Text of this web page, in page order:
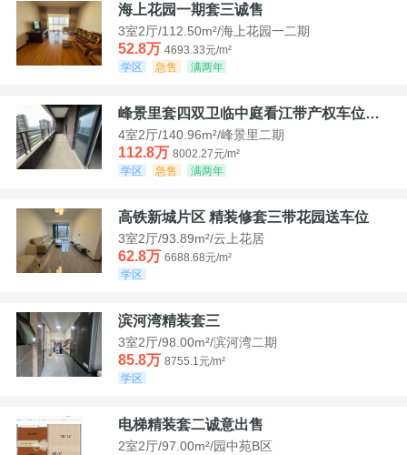
海上花园一期套三诚售
3室2厅/112.50m²/海上花园一二期
52.8万 4693.33元/m²
学区
急售 满两年
峰景里套四双卫临中庭看江带产权车位诚售
4室2厅/140.96m²/峰景里二期
112.8万 8002.27元/m²
学区
急售 满两年
高铁新城片区 精装修套三带花园送车位
3室2厅/93.89m²/云上花居
62.8万 6688.68元/m²
学区
滨河湾精装套三
3室2厅/98.00m²/滨河湾二期
85.8万 8755.1元/m²
学区
电梯精装套二诚意出售
2室2厅/97.00m²/园中苑B区